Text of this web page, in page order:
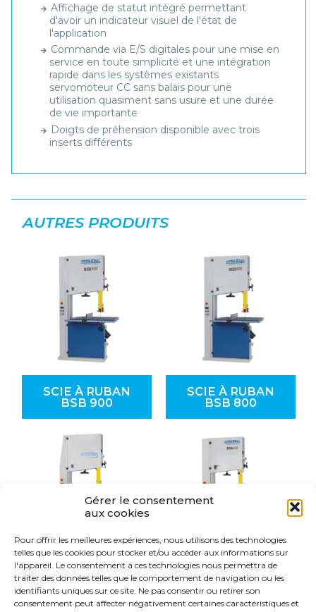
Gérer le consentement
aux cookies
Pour offrir les meilleures expériences, nous utilisons des technologies
telles que les cookies pour stocker et/ou accéder aux informations sur
l'appareil. Le consentement à ces technologies nous permettra de
traiter des données telles que le comportement de navigation ou les
identifiants uniques sur ce site. Ne pas consentir ou retirer son
consentement peut affecter négativement certaines caractéristiques et
Affichage de statut intégré permettant
d'avoir un indicateur visuel de l'état de
l'application
Commande via E/S digitales pour une mise en
service en toute simplicité et une intégration
rapide dans les systèmes existants
servomoteur CC sans balais pour une
utilisation quasiment sans usure et une durée
de vie importante
Doigts de préhension disponible avec trois
inserts différents
AUTRES PRODUITS
SCIE À RUBAN
BSB 900
SCIE À RUBAN
BSB 800
SCIE À RUBAN
BSB 700
SCIE À RUBAN
BSB 600